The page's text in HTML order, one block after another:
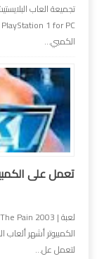
الكمبي...
لتعمل عل...